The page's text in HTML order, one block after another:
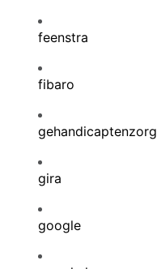
feenstra
fibaro
gehandicaptenzorg
gira
google